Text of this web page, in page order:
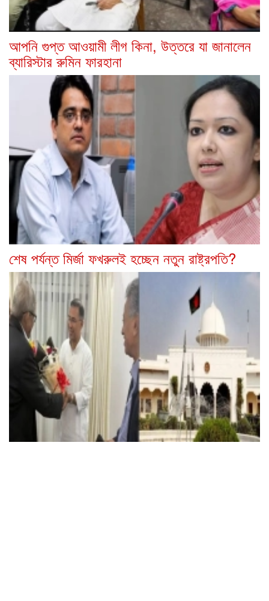
আপনি গুপ্ত আওয়ামী লীগ কিনা, উত্তরে যা জানালেন
ব্যারিস্টার রুমিন ফারহানা
শেষ পর্যন্ত মির্জা ফখরুলই হচ্ছেন নতুন রাষ্ট্রপতি?